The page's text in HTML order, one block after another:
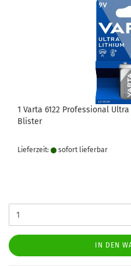
1 Varta 6122 Professional
Blister
Lieferzeit: sofort lie­fer­bar
IN DEN